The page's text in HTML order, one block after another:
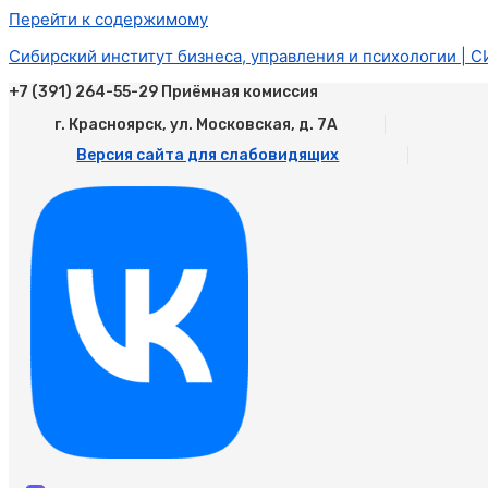
Перейти к содержимому
Сибирский институт бизнеса, управления и психологии |
+7 (391) 264-55-29 Приёмная комиссия
г. Красноярск, ул. Московская, д. 7А
Версия сайта для слабовидящих